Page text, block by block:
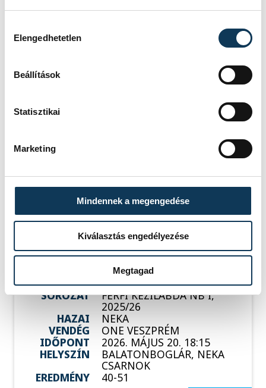
Elengedhetetlen
Beállítások
Statisztikai
Marketing
Mindennek a megengedése
Kiválasztás engedélyezése
Megtagad
Xavier Pascual
FOTÓS
Tál
Dominik
Események
KORÁBBI ESEMÉNYEK BETÖLTÉSE
SOROZAT FÉRFI KÉZILABDA NB I,
2025/26
HAZAI
NEKA
VENDÉG
ONE VESZPRÉM
IDŐPONT
2026. MÁJUS 20. 18:15
HELYSZÍN
BALATONBOGLÁR, NEKA
CSARNOK
EREDMÉNY
40-51